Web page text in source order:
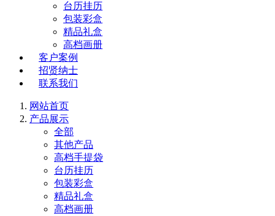
台历挂历
包装彩盒
精品礼盒
高档画册
客户案例
招贤纳士
联系我们
网站首页
产品展示
全部
其他产品
高档手提袋
台历挂历
包装彩盒
精品礼盒
高档画册